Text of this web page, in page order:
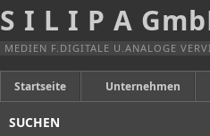
S I L I P A
MEDIEN F.DIGITALE U.ANALOGE
Startseite Unternehmen
Anfahrt
SUCHEN